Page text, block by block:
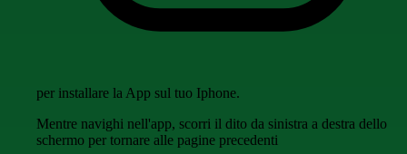
per installare la App sul tuo Iphone.
Mentre navighi nell'app, scorri il dito da sinistra a destra dello
schermo per tornare alle pagine precedenti